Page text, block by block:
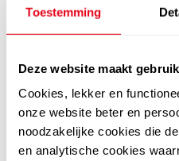
Toestemming
Deze website maakt
Cookies, lekker en
onze website beter en
noodzakelijke cookies die
en analytische cookies